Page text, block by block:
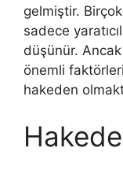
gelmiştir. Birçok
sadece
düşünür. Ancak
önemli
hakeden